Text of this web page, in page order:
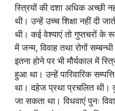
स्त्रियों की दशा अधिक अच्छी
थी। उन्हें उच्च शिक्षा नहीं दी
थी। कई वेश्याएं तो गुप्तचरों के
में जन्म, विवाह तथा रोगों
इतना होने पर भी मौर्यकाल में
हुआ था। उन्हें पारिवारिक
था। दहेज प्रथा प्रचलित थी।
जा सकता था। विधवाएं पुनः